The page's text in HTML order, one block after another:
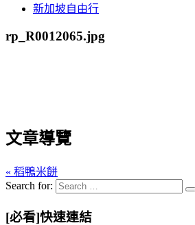
新加坡自由行
rp_R0012065.jpg
文章導覽
« 稻鴨米餅
Search for:
[必看]快速連結